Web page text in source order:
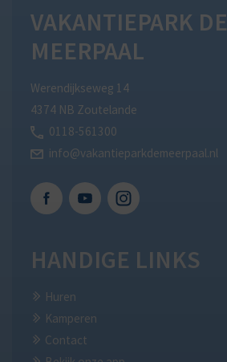
VAKANTIEPARK DE
MEERPAAL
Werendijkseweg 14
4374 NB Zoutelande
0118-561300
info@vakantieparkdemeerpaal.nl
HANDIGE LINKS
Huren
Kamperen
Contact